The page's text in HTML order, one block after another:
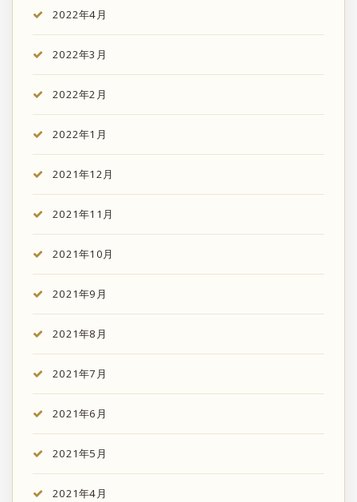
2022年4月
2022年3月
2022年2月
2022年1月
2021年12月
2021年11月
2021年10月
2021年9月
2021年8月
2021年7月
2021年6月
2021年5月
2021年4月